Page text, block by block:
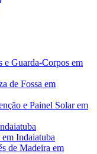
e Guarda-Corpos em
de Fossa em
e Painel Solar em
Indaiatuba
de Madeira em